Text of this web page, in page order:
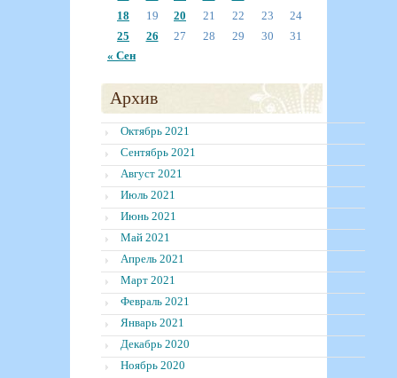
18
19 20 21 22 23
24
25
26 27 28 29 30
31
« Сен
Архив
Октябрь 2021
Сентябрь 2021
Август 2021
Июль 2021
Июнь 2021
Май 2021
Апрель 2021
Март 2021
Февраль 2021
Январь 2021
Декабрь 2020
Ноябрь 2020